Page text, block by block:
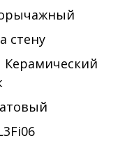
стену
Керамический